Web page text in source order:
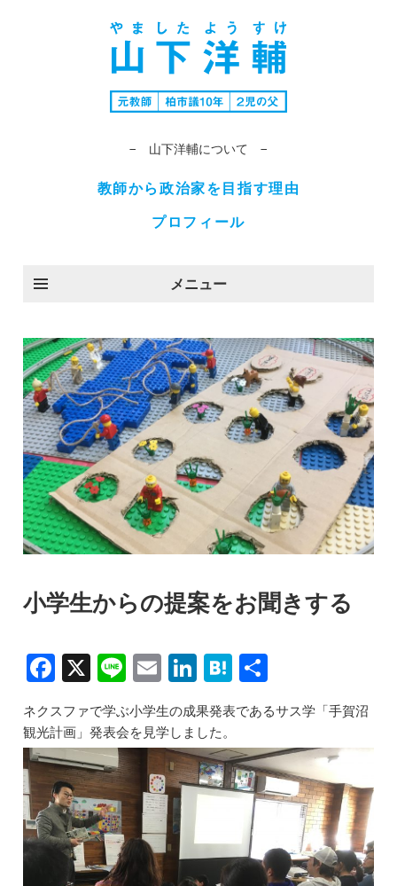
− 山下洋輔について −
教師から政治家を目指す理由
プロフィール
メニュー
小学生からの提案をお聞きする
F
c
e
b
o
o
k
X Li
n
e
E
m
ai
l
Li
n
k
e
dI
n
H
at
e
n
a
有
ネクスファで学ぶ小学生の成果発表であるサス学「手賀沼
観光計画」発表会を見学しました。